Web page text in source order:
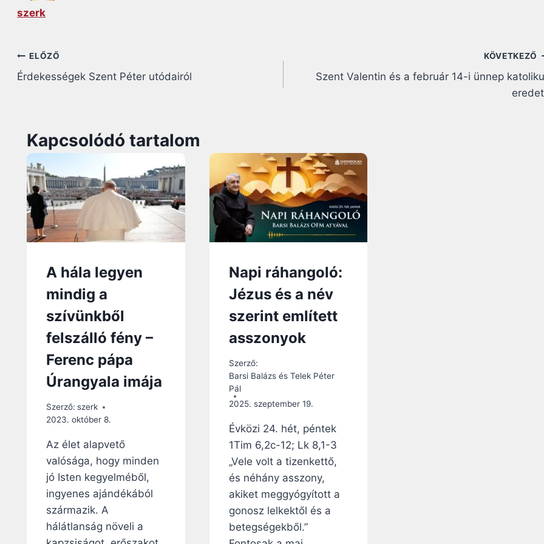
szerk
Bejegyzés
navigáció
ELŐZŐ
Érdekességek Szent Péter utódairól
KÖVETKEZŐ
Szent Valentin és a február 14-i ünnep
Kapcsolódó tartalom
A hála legyen
mindig a
szívünkből
felszálló fény –
Ferenc pápa
Úrangyala imája
Szerző: szerk
2023. október 8.
Az élet alapvető
valósága, hogy minden
jó Isten kegyelméből,
ingyenes ajándékából
származik. A
hálátlanság növeli a
Napi ráhangoló:
Jézus és a név
szerint említett
asszonyok
Szerző:
Barsi Balázs és Telek Péter
Pál
2025. szeptember 19.
Évközi 24. hét, péntek
1Tim 6,2c-12; Lk 8,1-3
„Vele volt a tizenkettő,
és néhány asszony,
akiket meggyógyított a
gonosz lelkektől és a
betegségekből.”